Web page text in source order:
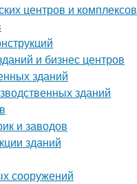
центров и комплексов
и бизнес центров
зданий
зданий
и заводов
зданий
сооружений